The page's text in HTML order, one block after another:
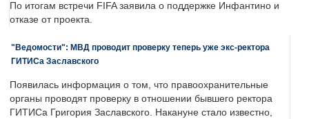
По итогам встречи FIFA заявила о поддержке Инфантино и
отказе от проекта.
"Ведомости": МВД проводит проверку теперь уже экс-ректора
ГИТИСа Заславского
Появилась информация о том, что правоохранительные
органы проводят проверку в отношении бывшего ректора
ГИТИСа Григория Заславского. Накануне стало известно,